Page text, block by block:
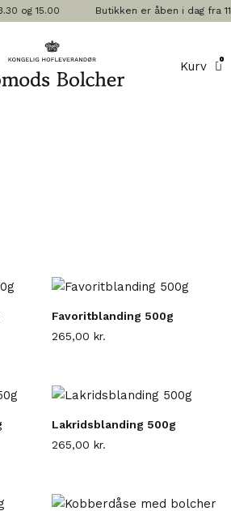
og 15.00 Butikken er åben i dag fra
Kurv 0
Favoritblanding 500g
265,00 kr.
Lakridsblanding 500g
265,00 kr.